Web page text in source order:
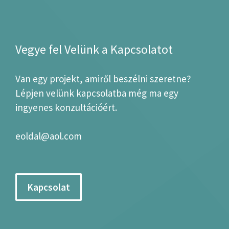
Vegye fel Velünk a Kapcsolatot
Van egy projekt, amiről beszélni szeretne?
Lépjen velünk kapcsolatba még ma egy
ingyenes konzultációért.
eoldal@aol.com
Kapcsolat